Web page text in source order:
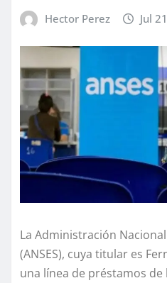
Hector Perez Jul
La Administración
(ANSES), cuya titular es
una línea de préstamos de